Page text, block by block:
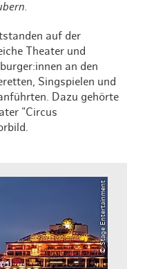
auf der
Theater und
an den
Singspielen und
Dazu gehörte
"Circus
© Stage Entertainment